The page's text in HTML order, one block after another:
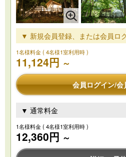
▼ 新規会員登録、または会員ロ
1名様料金( 4名様1室利用時 )
11,124円 ～
会員ログイン/会
▼ 通常料金
1名様料金( 4名様1室利用時 )
12,360円 ～